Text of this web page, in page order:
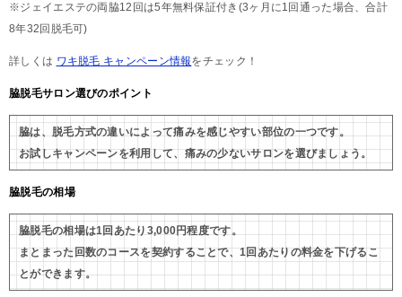
※ジェイエステの両脇12回は5年無料保証付き(3ヶ月に1回通った場合、合計
8年32回脱毛可)
詳しくは ワキ脱毛 キャンペーン情報をチェック！
脇脱毛サロン選びのポイント
脇は、脱毛方式の違いによって痛みを感じやすい部位の一つです。
お試しキャンペーンを利用して、痛みの少ないサロンを選びましょう。
脇脱毛の相場
脇脱毛の相場は1回あたり3,000円程度です。
まとまった回数のコースを契約することで、1回あたりの料金を下げるこ
とができます。